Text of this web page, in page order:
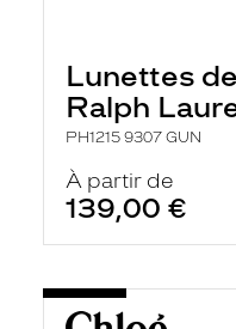
Lunettes
Ralph
PH1215 9307 GUN
À partir de
139,00 €